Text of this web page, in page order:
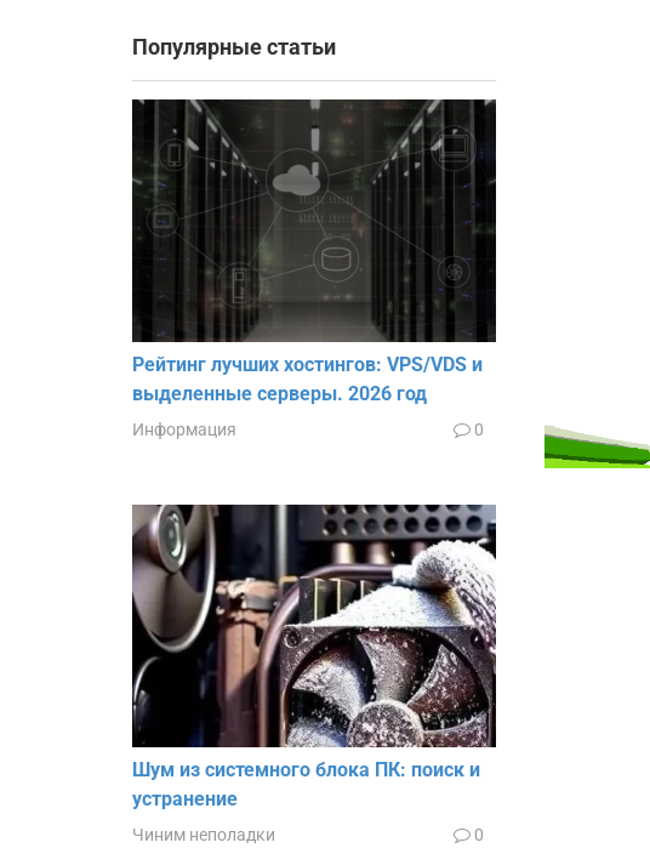
Популярные статьи
Рейтинг лучших хостингов: VPS/VDS и
выделенные серверы. 2026 год
Информация 0
Шум из системного блока ПК: поиск и
устранение
Чиним неполадки 0